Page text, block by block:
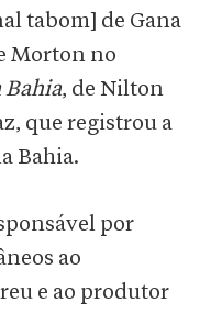
tabom] de Gana
Morton no
Bahia, de Nilton
que registrou a
Bahia.
por
ao
e ao produtor